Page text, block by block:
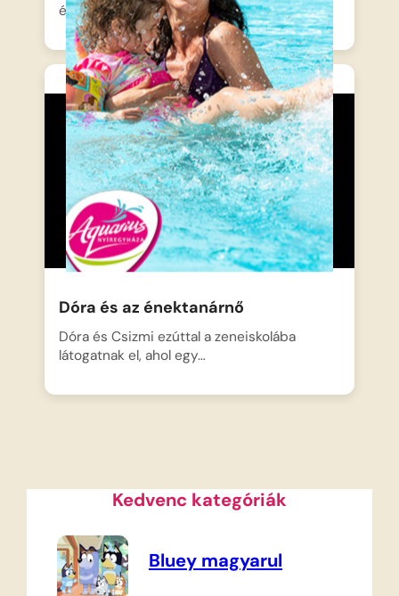
és a kalapot,…
Dóra és az énektanárnő
Dóra és Csizmi ezúttal a zeneiskolába
látogatnak el, ahol egy…
Kedvenc kategóriák
Bluey magyarul